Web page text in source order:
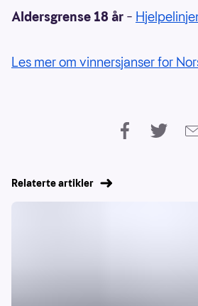
Aldersgrense 18 år –
Les mer om vinnersjanser for
Relaterte artikler